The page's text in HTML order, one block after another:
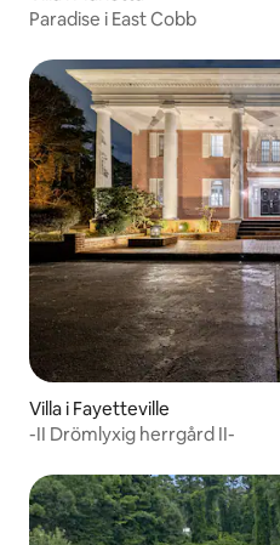
Paradise i East Cobb
Villa i Fayetteville
-II Drömlyxig herrgård II-